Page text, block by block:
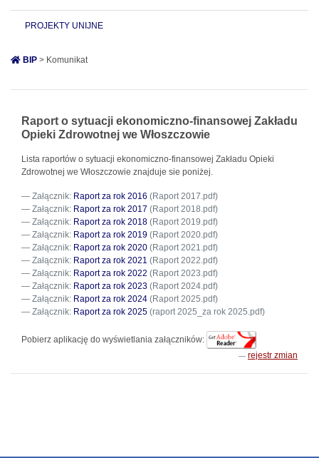
PROJEKTY UNIJNE
BIP > Komunikat
Raport o sytuacji ekonomiczno-finansowej Zakładu
Opieki Zdrowotnej we Włoszczowie
Lista raportów o sytuacji ekonomiczno-finansowej Zakładu Opieki
Zdrowotnej we Włoszczowie znajduje sie poniżej.
Załącznik: Raport za rok 2016 (Raport 2017.pdf)
Załącznik: Raport za rok 2017 (Raport 2018.pdf)
Załącznik: Raport za rok 2018 (Raport 2019.pdf)
Załącznik: Raport za rok 2019 (Raport 2020.pdf)
Załącznik: Raport za rok 2020 (Raport 2021.pdf)
Załącznik: Raport za rok 2021 (Raport 2022.pdf)
Załącznik: Raport za rok 2022 (Raport 2023.pdf)
Załącznik: Raport za rok 2023 (Raport 2024.pdf)
Załącznik: Raport za rok 2024 (Raport 2025.pdf)
Załącznik: Raport za rok 2025 (raport 2025_za rok 2025.pdf)
Pobierz aplikację do wyświetlania załączników:
rejestr zmian